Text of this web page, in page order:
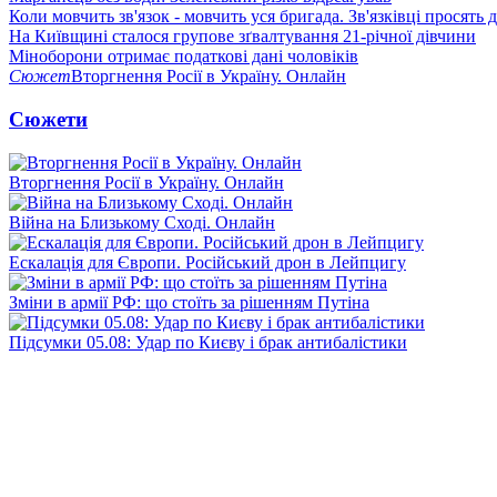
Коли мовчить зв'язок - мовчить уся бригада. Зв'язківці просять
На Київщині сталося групове зґвалтування 21-річної дівчини
Міноборони отримає податкові дані чоловіків
СюжетВторгнення Росії в Україну. Онлайн
Сюжети
Вторгнення Росії в Україну. Онлайн
Війна на Близькому Сході. Онлайн
Ескалація для Європи. Російський дрон в Лейпцигу
Зміни в армії РФ: що стоїть за рішенням Путіна
Підсумки 05.08: Удар по Києву і брак антибалістики